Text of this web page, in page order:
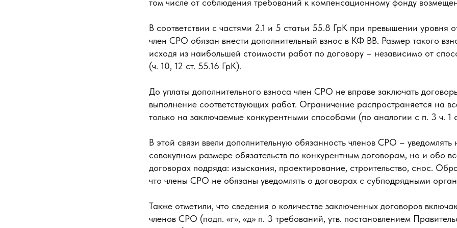
том числе от соблюдения требований к компенсационному фонду
В соответствии с частями 2.1 и 5 статьи 55.8 ГрК при превышении уровня
член СРО обязан внести дополнительный взнос в КФ ВВ. Размер такого
исходя из наибольшей стоимости работ по договору – независимо от
(ч. 10, 12 ст. 55.16 ГрК).
До уплаты дополнительного взноса член СРО не вправе заключать
выполнение соответствующих работ. Ограничение распространяется на
только на заключаемые конкурентными способами (по аналогии с п. 3 ч. 1
В этой связи ввели дополнительную обязанность членов СРО – уведомлять
совокупном размере обязательств по конкурентным договорам, но и обо
договорах подряда: изыскания, проектирование, строительство, снос.
что члены СРО не обязаны уведомлять о договорах с субподрядными
Также отметили, что сведения о количестве заключенных договоров
членов СРО (подп. «г», «д» п. 3 требований, утв. постановлением